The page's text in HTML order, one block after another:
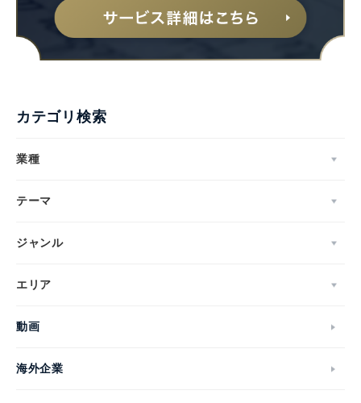
カテゴリ検索
業種
テーマ
ジャンル
エリア
動画
海外企業